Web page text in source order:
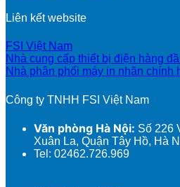
Liên kết website
FSI Việt Nam
Nhà cung cấp thiết bị điện hàng
Nhà phân phối máy in nhãn chính
Công ty TNHH FSI Việt Nam
Văn phòng Hà Nội: Số 226
Xuân La, Quận Tây Hồ, Hà
Tel: 02462.726.969